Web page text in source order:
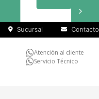
Sucursal Contacto
Atención al cliente
Servicio Técnico